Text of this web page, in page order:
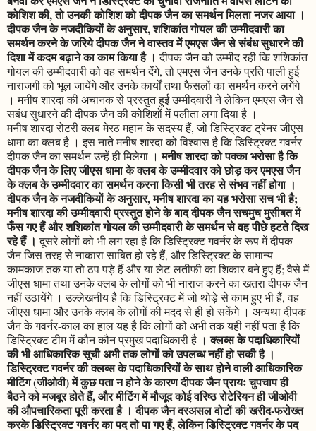
कोशिश की, तो उनकी कोशिश को दीपक जैन का समर्थन मिलता नजर आया ।
दीपक जैन के नजदीकियों के अनुसार, शशिकांत गोयल की उम्मीदवारी का
समर्थन करने के जरिये दीपक जैन ने वास्तव में एमएस जैन से संबंध सुधारने की
दिशा में कदम बढ़ाने का काम किया है । दीपक जैन को उम्मीद रही कि शशिकांत
गोयल की उम्मीदवारी को वह समर्थन देंगे, तो एमएस जैन उनके प्रति पाली हुई
नाराजगी को भूल जायेंगे और उनके कार्यों तथा फैसलों का समर्थन करने लगेंगे
। मनीष शारदा की अचानक से प्रस्तुत हुई उम्मीदवारी ने लेकिन एमएस जैन से
सबंध सुधारने की दीपक जैन की कोशिशों में पलीता लगा दिया है ।
मनीष शारदा रोटरी क्लब मेरठ महान के सदस्य हैं, जो डिस्ट्रिक्ट ट्रेनर जीएस
धामा का क्लब है । इस नाते मनीष शारदा को विश्वास है कि डिस्ट्रिक्ट गवर्नर
दीपक जैन का समर्थन उन्हें ही मिलेगा ।मनीष शारदा को पक्का भरोसा है कि
दीपक जैन के लिए जीएस धामा के क्लब के उम्मीदवार को छोड़ कर एमएस जैन
के क्लब के उम्मीदवार का समर्थन करना किसी भी तरह से संभव नहीं होगा ।
दीपक जैन के नजदीकियों के अनुसार, मनीष शारदा का यह भरोसा सच भी है;
मनीष शारदा की उम्मीदवारी प्रस्तुत होने के बाद दीपक जैन सचमुच मुसीबत में
फँस गए हैं और शशिकांत गोयल की उम्मीदवारी के समर्थन से वह पीछे हटते दिख
रहे हैं । दूसरे लोगों को भी लग रहा है कि डिस्ट्रिक्ट गवर्नर के रूप में दीपक
जैन जिस तरह से नाकारा साबित हो रहे हैं, और डिस्ट्रिक्ट के सामान्य
कामकाज तक या तो ठप पड़े हैं और या लेट-लतीफी का शिकार बने हुए हैं; वैसे में
जीएस धामा तथा उनके क्लब के लोगों को भी नाराज करने का खतरा दीपक जैन
नहीं उठायेंगे । उल्लेखनीय है कि डिस्ट्रिक्ट में जो थोड़े से काम हुए भी हैं, वह
जीएस धामा और उनके क्लब के लोगों की मदद से ही हो सकेंगे । अन्यथा दीपक
जैन के गवर्नर-काल का हाल यह है कि लोगों को अभी तक यही नहीं पता है कि
डिस्ट्रिक्ट टीम में कौन कौन प्रमुख पदाधिकारी है ।क्लब्स के पदाधिकारियों
की भी आधिकारिक सूची अभी तक लोगों को उपलब्ध नहीं हो सकी है ।
डिस्ट्रिक्ट गवर्नर की क्लब्स के पदाधिकारियों के साथ होने वाली आधिकारिक
मीटिंग (जीओवी) में कुछ पता न होने के कारण दीपक जैन प्रायः चुपचाप ही
बैठने को मजबूर होते हैं, और मीटिंग में मौजूद कोई वरिष्ठ रोटेरियन ही जीओवी
की औपचारिकता पूरी करता है । दीपक जैन दरअसल वोटों की खरीद-फरोख्त
करके डिस्ट्रिक्ट गवर्नर का पद तो पा गए हैं, लेकिन डिस्ट्रिक्ट गवर्नर के पद